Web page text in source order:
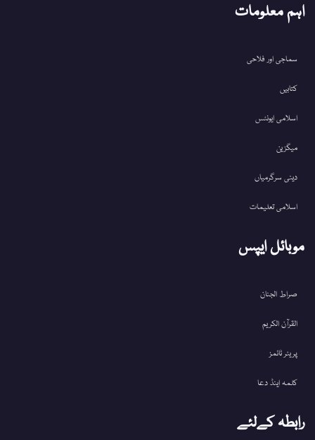
اہم معلومات
سماجی اور فلاحی
کتابیں
اسلامی ایونٹس
میگزین
دینی سرگرمیاں
اسلامی تعلیمات
موبائل ایپس
صراط الجنان
القرآن الکریم
پریئر ٹائمز
کلمہ اینڈ دعا
رابطہ کےلئے